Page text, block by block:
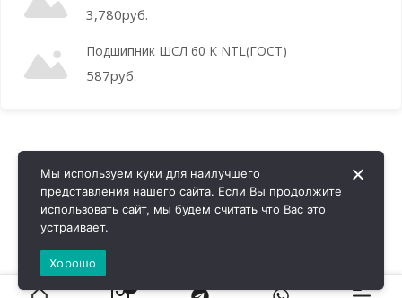
3,780руб.
Подшипник ШСЛ 60 К NTL(ГОСТ)
587руб.
Мы используем куки для наилучшего
представления нашего сайта. Если Вы продолжите
использовать сайт, мы будем считать что Вас это
устраивает.
Хорошо